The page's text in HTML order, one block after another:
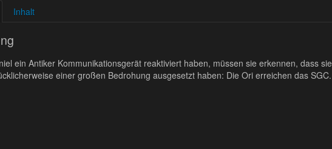
Inhalt
ein Antiker Kommunikationsgerät reaktiviert haben, müssen sie erkennen, dass sie
einer großen Bedrohung ausgesetzt haben: Die Ori erreichen das SGC.